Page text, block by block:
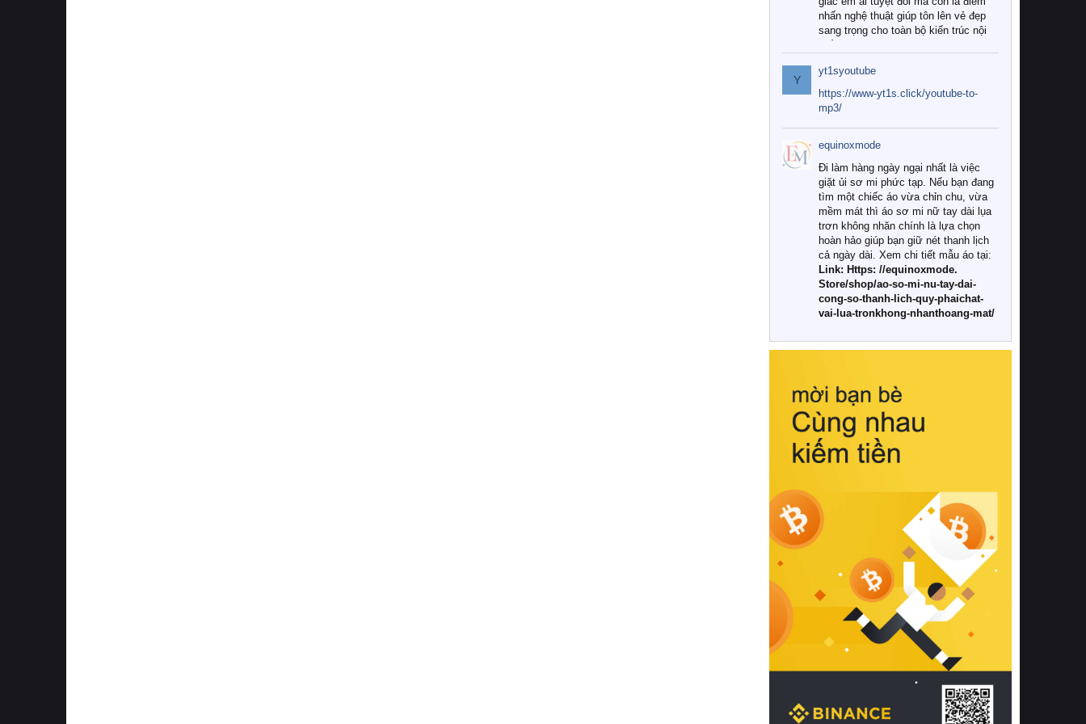
nhấn nghệ thuật giúp tôn lên vẻ đẹp
sang trọng cho toàn bộ kiến trúc nội
Tuy nhiên, giữa thị trường đa dạng
với vô vàn thương hiệu và mẫu mã
như hiện nay, làm thế nào để chọn
được những bộ chăn ga gối đệm cao
cấp thực sự chất lượng, phù hợp với
khí hậu và nhu cầu sử dụng của gia
đình? Hãy cùng chúng tôi đi tìm lời
giải đáp chi tiết qua bài viết dưới đây.
1. Tại sao các gia đình hiện đại lại ưa
chuộng chăn ga gối đệm cao cấp?
Khác với các dòng sản phẩm thông
thường, những bộ chăn ga gối đệm
cao cấp trải qua quy trình sản xuất
nghiêm ngặt từ khâu chọn lọc nguyên
liệu tự nhiên đến công nghệ dệt
nhuộm hiện đại không chứa hóa chất
này, bạn sẽ cảm nhận rõ rệt sự khác
hồi chuẩn xác của phần đệm nâng đỡ
cột sống.
Bên cạnh đó, việc lựa chọn các dòng
sản phẩm đạt chuẩn chất lượng quốc
tế còn giúp ngăn ngừa tình trạng kích
khuẩn và nấm mốc trong điều kiện
thời tiết nóng ẩm. Bạn có thể tìm hiểu
thêm các nghiên cứu khoa học về tác
động của giấc ngủ và môi trường
phòng ngủ đối với sức khỏe con
người tại Sleep Foundation (External
Link) để có cái nhìn toàn diện hơn.
2. Các tiêu chí vàng khi lựa chọn
chăn ga gối đệm cao cấp cho phòng
ngủ
Để sở hữu một bộ chăn ga gối đệm
cao cấp hoàn hảo cả về thẩm mỹ lẫn
công năng, người tiêu dùng cần cân
nhắc kỹ lưỡng các tiêu chí quan trọng
Y
yt1syoutube
https://www-yt1s.click/youtube-to-
mp3/
equinoxmode
Đi làm hàng ngày ngại nhất là việc
giặt ủi sơ mi phức tạp. Nếu bạn đang
tìm một chiếc áo vừa chỉn chu, vừa
mềm mát thì áo sơ mi nữ tay dài lụa
trơn không nhăn chính là lựa chọn
hoàn hảo giúp bạn giữ nét thanh lịch
cả ngày dài. Xem chi tiết mẫu áo tại:
Link: Https: //equinoxmode.
Store/shop/ao-so-mi-nu-tay-dai-
cong-so-thanh-lich-quy-phaichat-
vai-lua-tronkhong-nhanthoang-mat/